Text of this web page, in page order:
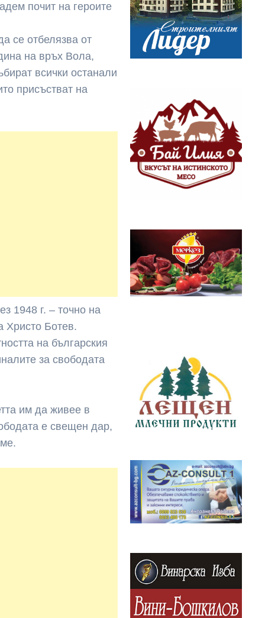
почит на героите
се отбелязва от
на връх Вола,
всички останали
присъстват на
1948 г. – точно на
Христо Ботев.
на българския
за свободата
им да живее в
е свещен дар,